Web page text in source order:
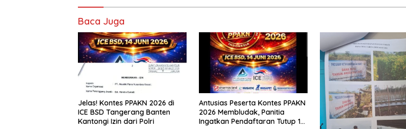
Baca Juga
Jelas! Kontes PPAKN 2026 di
ICE BSD Tangerang Banten
Kantongi Izin dari Polri
Antusias Peserta Kontes PPAKN
2026 Membludak, Panitia
Ingatkan Pendaftaran Tutup 14